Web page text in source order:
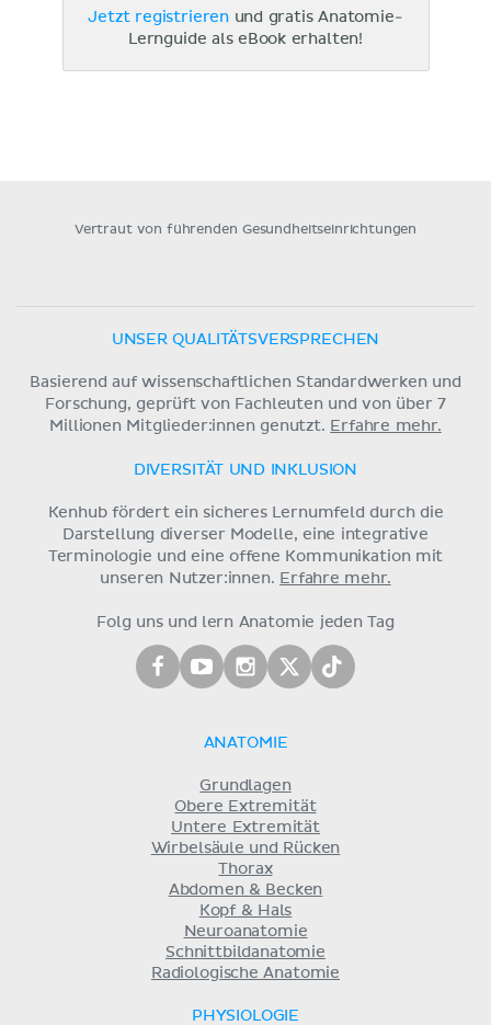
Jetzt registrieren und gratis Anatomie-
Lernguide als eBook erhalten!
Vertraut von führenden Gesundheitseinrichtungen
UNSER QUALITÄTSVERSPRECHEN
Basierend auf wissenschaftlichen Standardwerken und
Forschung, geprüft von Fachleuten und von über 7
Millionen Mitglieder:innen genutzt. Erfahre mehr.
DIVERSITÄT UND INKLUSION
Kenhub fördert ein sicheres Lernumfeld durch die
Darstellung diverser Modelle, eine integrative
Terminologie und eine offene Kommunikation mit
unseren Nutzer:innen. Erfahre mehr.
Folg uns und lern Anatomie jeden Tag
ANATOMIE
Grundlagen
Obere Extremität
Untere Extremität
Wirbelsäule und Rücken
Thorax
Abdomen & Becken
Kopf & Hals
Neuroanatomie
Schnittbildanatomie
Radiologische Anatomie
PHYSIOLOGIE